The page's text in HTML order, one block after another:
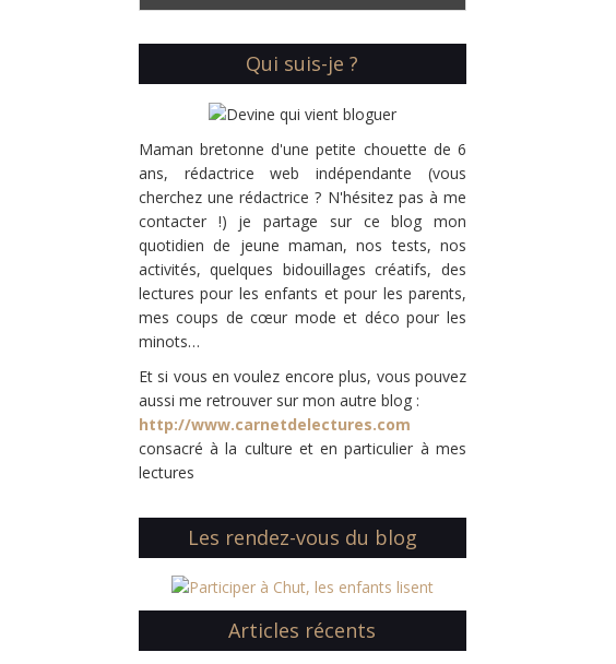
Qui suis-je ?
Maman bretonne d'une petite chouette de 6
ans, rédactrice web indépendante (vous
cherchez une rédactrice ? N'hésitez pas à me
contacter !) je partage sur ce blog mon
quotidien de jeune maman, nos tests, nos
activités, quelques bidouillages créatifs, des
lectures pour les enfants et pour les parents,
mes coups de cœur mode et déco pour les
minots…
Et si vous en voulez encore plus, vous pouvez
aussi me retrouver sur mon autre blog :
http://www.carnetdelectures.com
consacré à la culture et en particulier à mes
lectures
Les rendez-vous du blog
Articles récents